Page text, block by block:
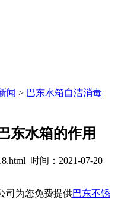
闻 > 巴东水箱自洁消毒
东水箱的作用
时间：2021-07-20
司为您免费提供巴东不锈